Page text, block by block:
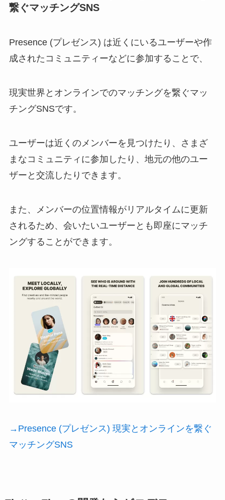
繋ぐマッチングSNS
Presence (プレゼンス) は近くにいるユーザーや作
成されたコミュニティーなどに参加することで、
現実世界とオンラインでのマッチングを繋ぐマッ
チングSNSです。
ユーザーは近くのメンバーを見つけたり、さまざ
まなコミュニティに参加したり、地元の他のユー
ザーと交流したりできます。
また、メンバーの位置情報がリアルタイムに更新
されるため、会いたいユーザーとも即座にマッチ
ングすることができます。
→Presence (プレゼンス) 現実とオンラインを繋ぐ
マッチングSNS